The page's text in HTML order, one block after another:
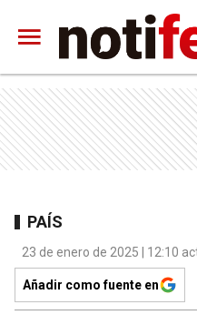
PAÍS
23 de enero de 2025 | 12:10
Añadir como fuente en